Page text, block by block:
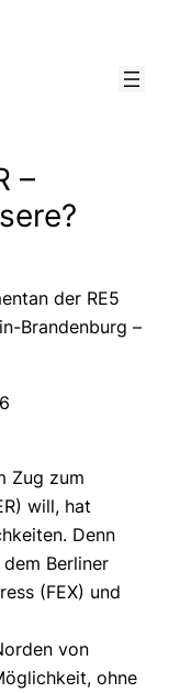
–
der RE5
Brandenburg –
Zug zum
will, hat
Denn
Berliner
(FEX) und
von
ohne